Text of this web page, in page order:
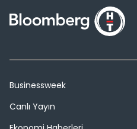
Businessweek
Canlı Yayın